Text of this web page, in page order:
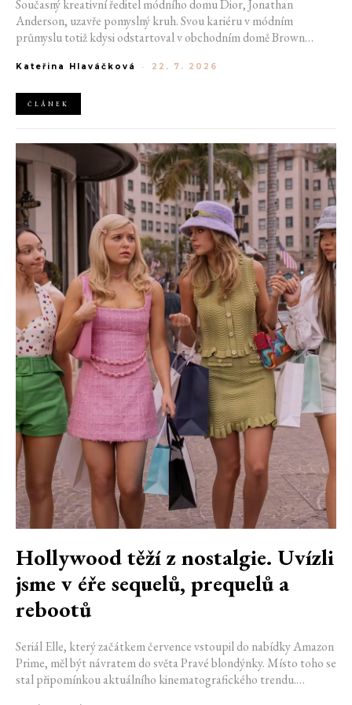
Současný kreativní ředitel módního domu Dior, Jonathan
Anderson, uzavře pomyslný kruh. Svou kariéru v módním
průmyslu totiž kdysi odstartoval v obchodním domě Brown
jedné z největších luxusních značek světa. V prosinci totiž v
Fall 2027.
Kateřina Hlaváčková - 22. 7. 2026
ČLÁNEK
Hollywood těží z nostalgie. Uvízli
jsme v éře sequelů, prequelů a
rebootů
Seriál Elle, který začátkem července vstoupil do nabídky Amazon
Prime, měl být návratem do světa Pravé blondýnky. Místo toho se
stal připomínkou aktuálního kinematografického trendu.